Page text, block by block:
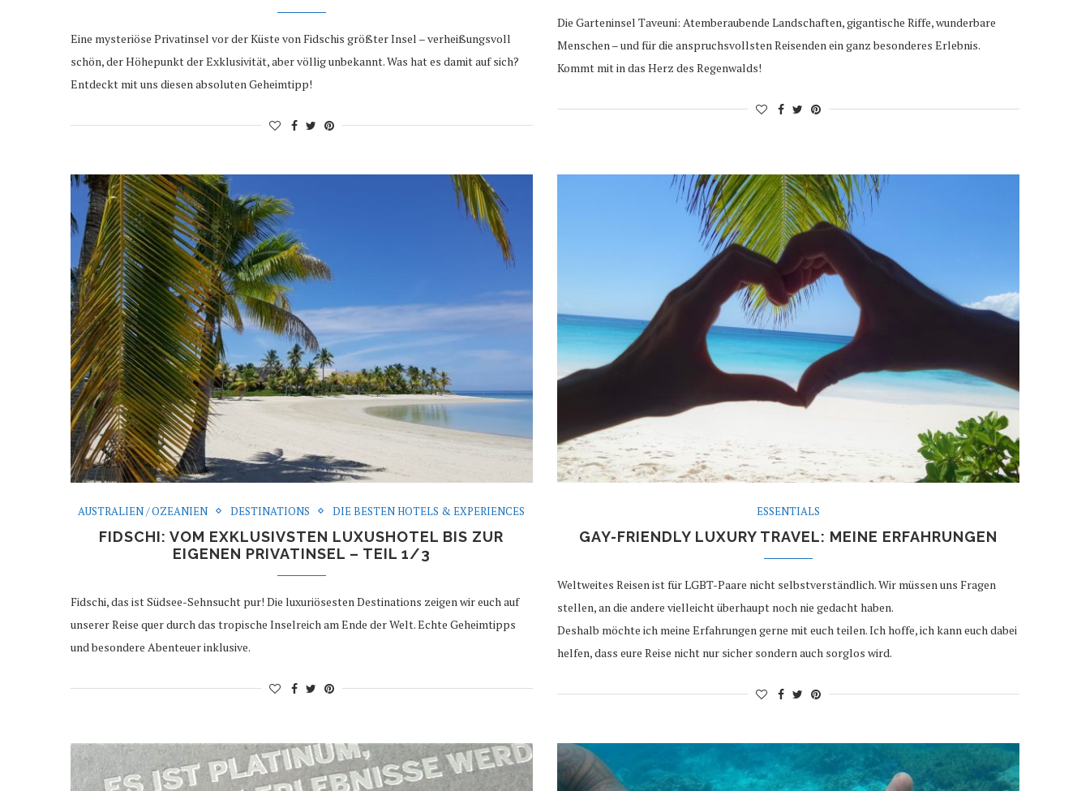
Eine mysteriöse Privatinsel vor der Küste von Fidschis größter Insel – verheißungsvoll
schön, der Höhepunkt der Exklusivität, aber völlig unbekannt. Was hat es damit auf sich?
Entdeckt mit uns diesen absoluten Geheimtipp!
Die Garteninsel Taveuni: Atemberaubende Landschaften, gigantische Riffe, wunderbare
Menschen – und für die anspruchsvollsten Reisenden ein ganz besonderes Erlebnis.
Kommt mit in das Herz des Regenwalds!
AUSTRALIEN / OZEANIEN DESTINATIONS DIE BESTEN HOTELS & EXPERIENCES
FIDSCHI: VOM EXKLUSIVSTEN LUXUSHOTEL BIS ZUR
EIGENEN PRIVATINSEL – TEIL 1/3
Fidschi, das ist Südsee-Sehnsucht pur! Die luxuriösesten Destinations zeigen wir euch auf
unserer Reise quer durch das tropische Inselreich am Ende der Welt. Echte Geheimtipps
und besondere Abenteuer inklusive.
ESSENTIALS
GAY-FRIENDLY LUXURY TRAVEL: MEINE ERFAHRUNGEN
Weltweites Reisen ist für LGBT-Paare nicht selbstverständlich. Wir müssen uns Fragen
stellen, an die andere vielleicht überhaupt noch nie gedacht haben.
Deshalb möchte ich meine Erfahrungen gerne mit euch teilen. Ich hoffe, ich kann euch dabei
helfen, dass eure Reise nicht nur sicher sondern auch sorglos wird.